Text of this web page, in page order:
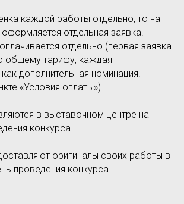
каждой работы отдельно, то на
отдельная заявка.
отдельно (первая заявка
общему тарифу, каждая
дополнительная номинация.
«Условия оплаты»).
в выставочном центре на
конкурса.
оригиналы своих работы в
проведения конкурса.